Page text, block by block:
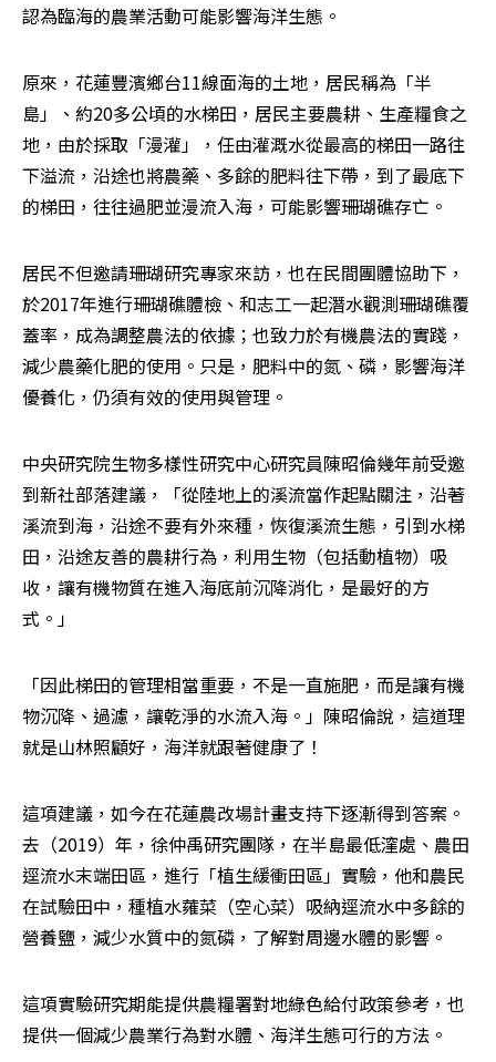
認為臨海的農業活動可能影響海洋生態。
原來，花蓮豐濱鄉台11線面海的土地，居民稱為「半
島」、約20多公頃的水梯田，居民主要農耕、生產糧食之
地，由於採取「漫灌」，任由灌溉水從最高的梯田一路往
下溢流，沿途也將農藥、多餘的肥料往下帶，到了最底下
的梯田，往往過肥並漫流入海，可能影響珊瑚礁存亡。
居民不但邀請珊瑚研究專家來訪，也在民間團體協助下，
於2017年進行珊瑚礁體檢、和志工一起潛水觀測珊瑚礁覆
蓋率，成為調整農法的依據；也致力於有機農法的實踐，
減少農藥化肥的使用。只是，肥料中的氮、磷，影響海洋
優養化，仍須有效的使用與管理。
中央研究院生物多樣性研究中心研究員陳昭倫幾年前受邀
到新社部落建議，「從陸地上的溪流當作起點關注，沿著
溪流到海，沿途不要有外來種，恢復溪流生態，引到水梯
田，沿途友善的農耕行為，利用生物（包括動植物）吸
收，讓有機物質在進入海底前沉降消化，是最好的方
式。」
「因此梯田的管理相當重要，不是一直施肥，而是讓有機
物沉降、過濾，讓乾淨的水流入海。」陳昭倫說，這道理
就是山林照顧好，海洋就跟著健康了！
這項建議，如今在花蓮農改場計畫支持下逐漸得到答案。
去（2019）年，徐仲禹研究團隊，在半島最低漥處、農田
逕流水末端田區，進行「植生緩衝田區」實驗，他和農民
在試驗田中，種植水蕹菜（空心菜）吸納逕流水中多餘的
營養鹽，減少水質中的氮磷，了解對周邊水體的影響。
這項實驗研究期能提供農糧署對地綠色給付政策參考，也
提供一個減少農業行為對水體、海洋生態可行的方法。